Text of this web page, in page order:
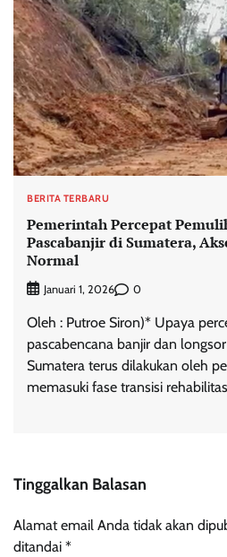
BERITA TERBARU
Pemerintah Percepat
Pascabanjir di Sumatera,
Normal
Januari 1, 2026 0
Oleh : Putroe Siron)* Upaya
pascabencana banjir dan
Sumatera terus dilakukan oleh
memasuki fase transisi
Tinggalkan Balasan
Alamat email Anda tidak akan
ditandai *